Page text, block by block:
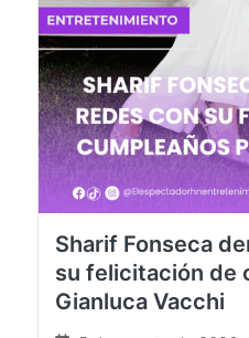
Sharif Fonseca
su felicitación de